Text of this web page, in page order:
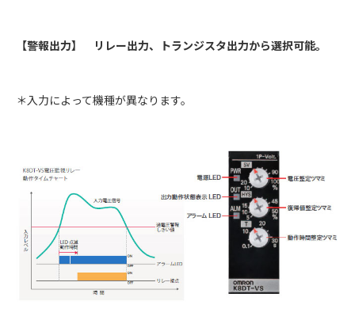
【警報出力】 リレー出力、トランジスタ出力から選択可能。
＊入力によって機種が異なります。